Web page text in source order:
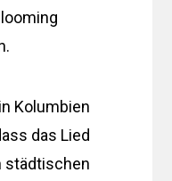
Kolumbien
das Lied
städtischen